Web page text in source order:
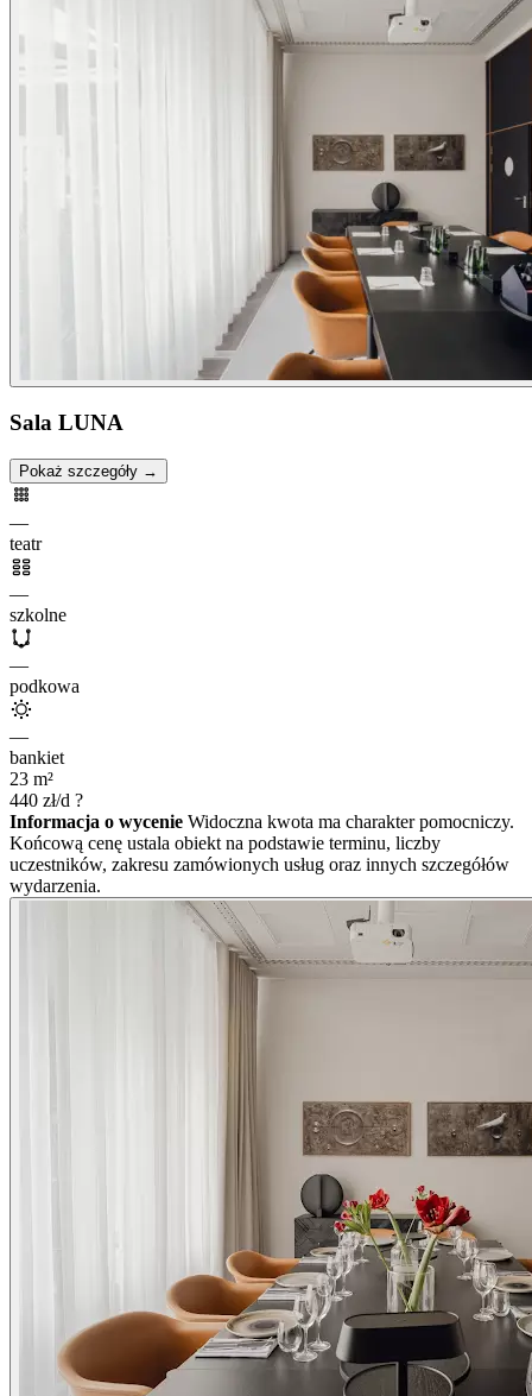
Sala LUNA
Pokaż szczegóły →
—
teatr
—
szkolne
—
podkowa
—
bankiet
23 m²
440 zł/d ?
Informacja o wycenie Widoczna kwota ma charakter pomocniczy.
Końcową cenę ustala obiekt na podstawie terminu, liczby
uczestników, zakresu zamówionych usług oraz innych szczegółów
wydarzenia.